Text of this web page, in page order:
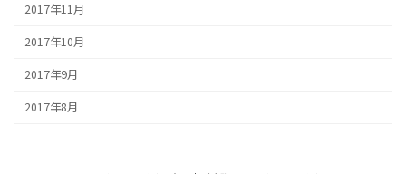
2017年11月
2017年10月
2017年9月
2017年8月